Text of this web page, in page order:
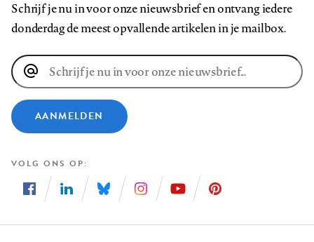
Schrijf je nu in voor onze nieuwsbrief en ontvang iedere
donderdag de meest opvallende artikelen in je mailbox.
E-
mailadres
AANMELDEN
VOLG ONS OP
ons
ons
ons
ons
ons
ons